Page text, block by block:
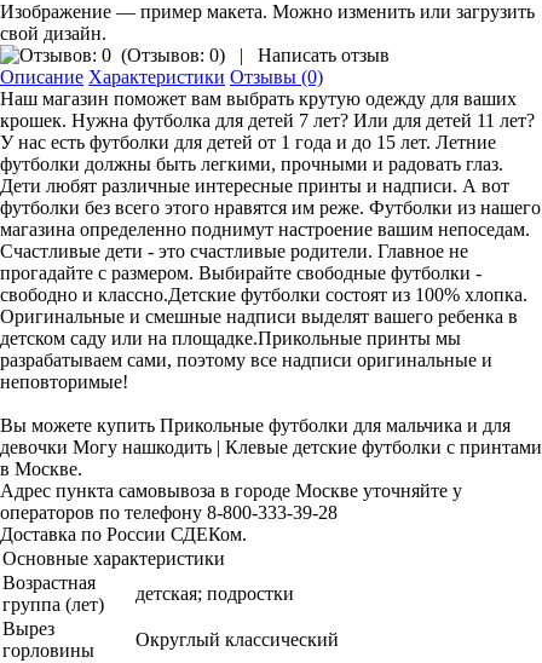
Изображение — пример макета. Можно изменить или загрузить
свой дизайн.
(Отзывов: 0) |
Написать отзыв
Описание Характеристики Отзывы (0)
Наш магазин поможет вам выбрать крутую одежду для ваших
крошек. Нужна футболка для детей 7 лет? Или для детей 11 лет?
У нас есть футболки для детей от 1 года и до 15 лет. Летние
футболки должны быть легкими, прочными и радовать глаз.
Дети любят различные интересные принты и надписи. А вот
футболки без всего этого нравятся им реже. Футболки из нашего
магазина определенно поднимут настроение вашим непоседам.
Счастливые дети - это счастливые родители. Главное не
прогадайте с размером. Выбирайте свободные футболки -
свободно и классно.Детские футболки состоят из 100% хлопка.
Оригинальные и смешные надписи выделят вашего ребенка в
детском саду или на площадке.Прикольные принты мы
разрабатываем сами, поэтому все надписи оригинальные и
неповторимые!
Вы можете купить Прикольные футболки для мальчика и для
девочки Могу нашкодить | Клевые детские футболки с принтами
в Москве.
Адрес пункта самовывоза в городе Москве уточняйте у
операторов по телефону 8-800-333-39-28
Доставка по России СДЕКом.
Основные характеристики
Возрастная
группа (лет)
детская; подростки
Вырез
горловины
Округлый классический